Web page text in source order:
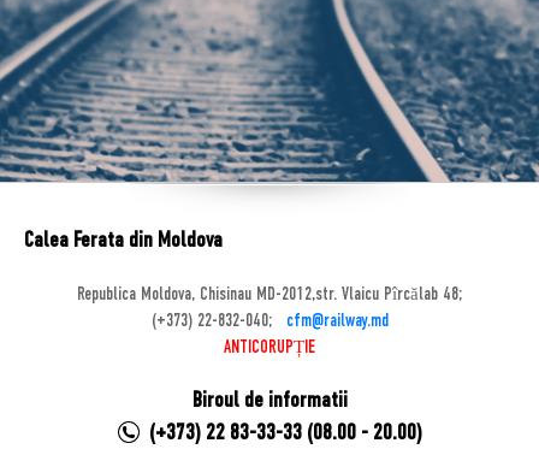
Calea Ferata din Moldova
Republica Moldova, Chisinau MD-2012,str. Vlaicu Pîrcălab 48;
(+373) 22-832-040;
cfm@railway.md
ANTICORUPȚIE
Biroul de informatii
(+373) 22 83-33-33 (08.00 - 20.00)